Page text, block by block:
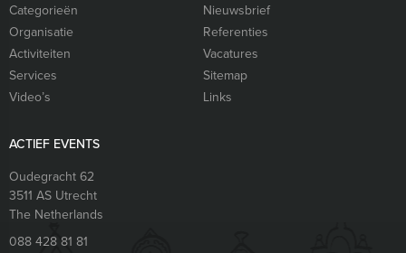
Categorieën
Nieuwsbrief
Organisatie
Referenties
Activiteiten
Vacatures
Services
Sitemap
Video’s
Links
ACTIEF EVENTS
Oudegracht 62
3511 AS Utrecht
The Netherlands
088 428 81 81